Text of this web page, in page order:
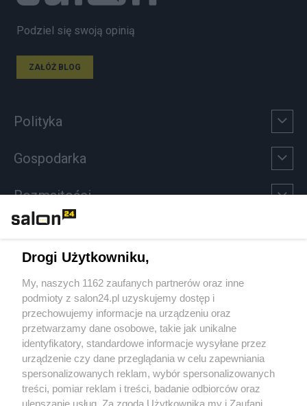
Podziel się swoją opinią
ZAŁÓŻ BLOG
Polityka
Gospodarka
Rozmaitości
Sport
Społeczeństwo
Kultura
Drogi Użytkowniku,
My, naszych 1162 zaufanych partnerów oraz inne
podmioty z salon24.pl uzyskujemy dostęp i
przechowujemy informacje na urządzeniu oraz
przetwarzamy dane osobowe, takie jak unikalne
identyfikatory, standardowe informacje wysyłane przez
urządzenie czy dane przeglądania w celu zapewniania
spersonalizowanych reklam, wybór spersonalizowanych
treści, pomiar reklam i treści, badanie odbiorców oraz
ulepszanie usług. Za zgodą Użytkownika my i Zaufani